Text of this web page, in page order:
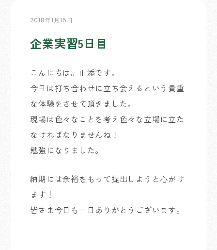
2018年1月15日
企業実習5日目
こんにちは。山添です。
今日は打ち合わせに立ち会えるという貴重
な体験をさせて頂きました。
現場は色々なことを考え色々な立場に立た
なければなりませんね！
勉強になりました。
納期には余裕をもって提出しようと心がけ
ます！
皆さま今日も一日ありがとうございます。